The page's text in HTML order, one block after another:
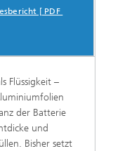
[ PDF
Flüssigkeit –
der Batterie
und
Bisher setzt